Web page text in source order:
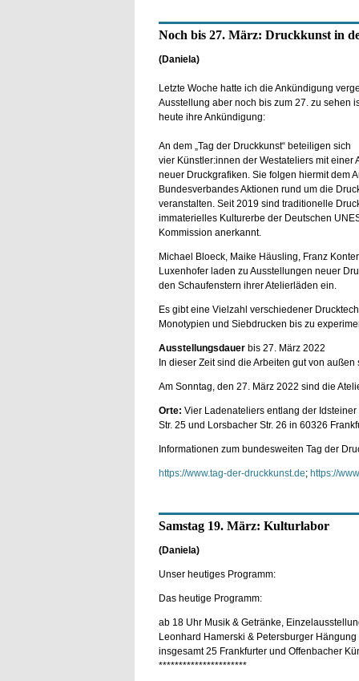
Noch bis 27. März: Druckkunst in
(Daniela)
Letzte Woche hatte ich die Ankündigung
Ausstellung aber noch bis zum 27. zu sehen
heute ihre Ankündigung:
An dem „Tag der Druckkunst“ beteiligen sich
vier Künstler:innen der Westateliers mit einer
neuer Druckgrafiken. Sie folgen hiermit dem
Bundesverbandes Aktionen rund um die
veranstalten. Seit 2019 sind traditionelle
immaterielles Kulturerbe der Deutschen
Kommission anerkannt.
Michael Bloeck, Maike Häusling, Franz
Luxenhofer laden zu Ausstellungen neuer
den Schaufenstern ihrer Atelierläden ein.
Es gibt eine Vielzahl verschiedener
Monotypien und Siebdrucken bis zu
Ausstellungsdauer bis 27. März 2022
In dieser Zeit sind die Arbeiten gut von
Am Sonntag, den 27. März 2022 sind die
Orte: Vier Ladenateliers entlang der
Str. 25 und Lorsbacher Str. 26 in 60326
Informationen zum bundesweiten Tag der
https://www.tag-der-druckkunst.de; https://
Samstag 19. März: Kulturlabor
(Daniela)
Unser heutiges Programm:
Das heutige Programm:
ab 18 Uhr Musik & Getränke,
Leonhard Hamerski & Petersburger Hängung
insgesamt 25 Frankfurter und Offenbacher
**********************